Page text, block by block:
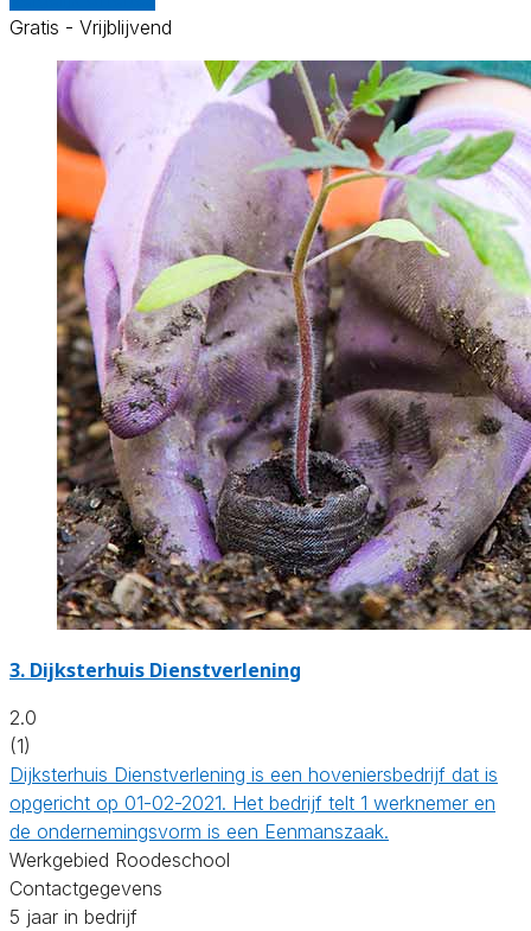
Gratis - Vrijblijvend
3. Dijksterhuis Dienstverlening
2.0
(1)
Dijksterhuis Dienstverlening is een hoveniersbedrijf dat is
opgericht op 01-02-2021. Het bedrijf telt 1 werknemer en
de ondernemingsvorm is een Eenmanszaak.
Werkgebied Roodeschool
Contactgegevens
5 jaar in bedrijf